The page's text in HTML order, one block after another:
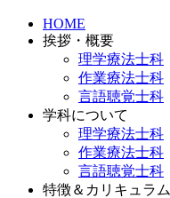
HOME
挨拶・概要
理学療法士科
作業療法士科
言語聴覚士科
学科について
理学療法士科
作業療法士科
言語聴覚士科
特徴＆カリキュラム